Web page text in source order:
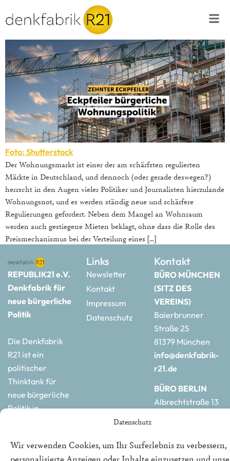
Datenschutz
Wir verwenden Cookies, um Ihr Surferlebnis zu verbessern,
Foto: Shutterstock
Der Wohnungsmarkt ist einer der am schärfsten regulierten
Märkte in Deutschland, und dennoch (oder gerade deswegen?)
herrscht in den Augen vieler Politiker und Journalisten hierzulande
Wohnungsnot, und es werden ständig neue und schärfere
Regulierungen gefordert. Neben dem Mangel an Wohnraum
werden auch gestiegene Mieten beklagt, ohne dass die Rolle des
Preismechanismus bei der Verteilung eines […]
REPUBLIK21 e.V.
Denkfabrik für
neue bürgerliche
Politik
Die Denkfabrik
R21 ist ein
politischer
Thinktank für
neue bürgerliche
Politik in
Links
Newsletter
Kontakt
Impressum
Datenschutz
Kontakt
BÜRO MÜNCHEN
(SITZ DES
VEREINS)
Baierbrunner
Straße 25
81379 München
info@denkfabrik-
r21.de
BÜRO BERLIN
Albrechtstraße 13
r21.de